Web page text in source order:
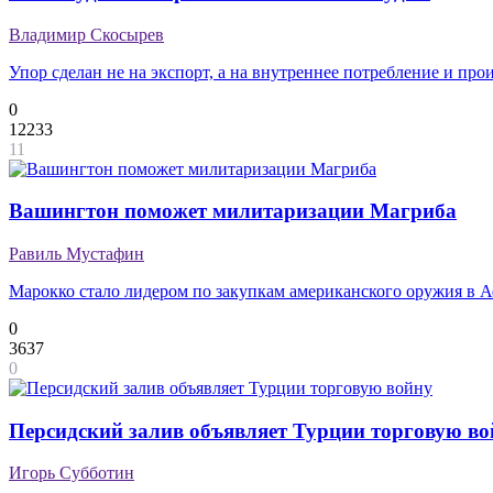
Владимир Скосырев
Упор сделан не на экспорт, а на внутреннее потребление и
0
12233
11
Вашингтон поможет милитаризации Магриба
Равиль Мустафин
Марокко стало лидером по закупкам американского оружия в
0
3637
0
Персидский залив объявляет Турции торговую
Игорь Субботин